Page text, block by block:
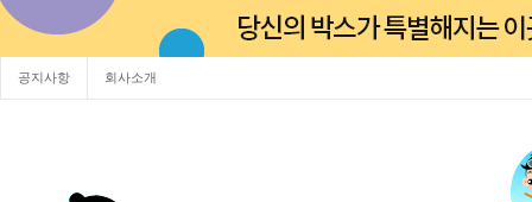
공지사항 회사소개